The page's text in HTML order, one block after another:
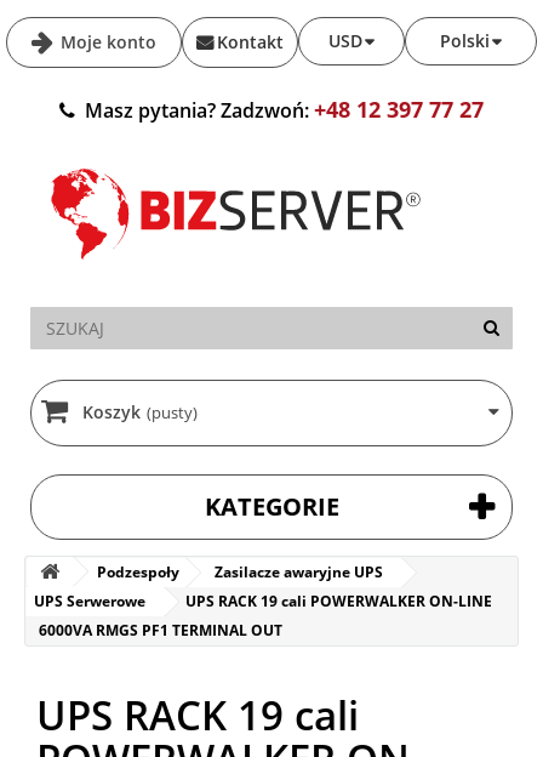
Moje konto Polski
USD
Kontakt
Masz pytania? Zadzwoń:+48 12 397 77 27
Koszyk (pusty)
KATEGORIE
Podzespoły
Zasilacze awaryjne UPS
UPS Serwerowe
UPS RACK 19 cali POWERWALKER ON-LINE
6000VA RMGS PF1 TERMINAL OUT
UPS RACK 19 cali